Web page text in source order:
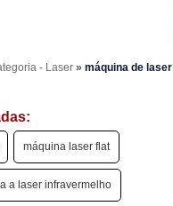
- Laser»máquina de laser
máquina laser flat
a laser infravermelho